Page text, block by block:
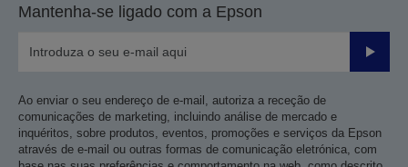
Mantenha-se ligado com a Epson
Enviar
Ao enviar o seu endereço de e-mail, autoriza a receção de
comunicações de marketing, incluindo análise de mercado e
inquéritos, sobre produtos, eventos, promoções e serviços da Epson
através de e-mail ou outras formas de comunicação eletrónica, com